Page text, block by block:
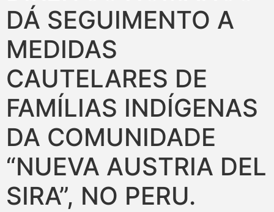
DÁ SEGUIMENTO A
MEDIDAS
CAUTELARES DE
FAMÍLIAS INDÍGENAS
DA COMUNIDADE
“NUEVA AUSTRIA DEL
SIRA”, NO PERU.